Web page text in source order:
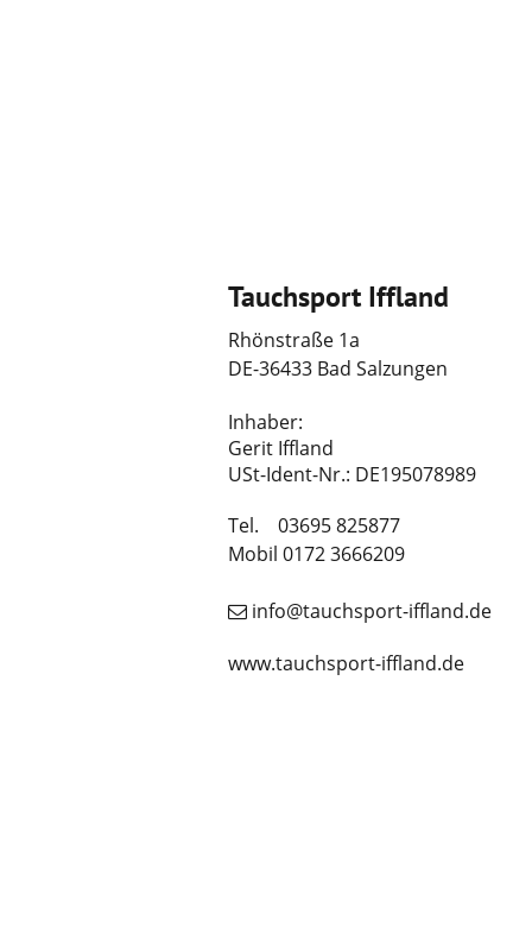
Tauchsport Iffland
Rhönstraße 1a
DE-36433 Bad Salzungen
Inhaber:
Gerit Iffland
USt-Ident-Nr.: DE195078989
Tel.
03695 825877
Mobil 0172 3666209
 info@tauchsport-iffland.de
www.tauchsport-iffland.de